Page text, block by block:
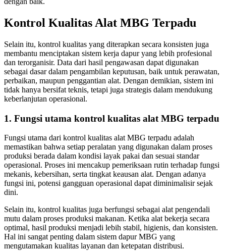
Kontrol Kualitas Alat MBG Terpadu
Selain itu, kontrol kualitas yang diterapkan secara konsisten juga
membantu menciptakan sistem kerja dapur yang lebih profesional
dan terorganisir. Data dari hasil pengawasan dapat digunakan
sebagai dasar dalam pengambilan keputusan, baik untuk perawatan,
perbaikan, maupun penggantian alat. Dengan demikian, sistem ini
tidak hanya bersifat teknis, tetapi juga strategis dalam mendukung
keberlanjutan operasional.
1. Fungsi utama kontrol kualitas alat MBG terpadu
Fungsi utama dari kontrol kualitas alat MBG terpadu adalah
memastikan bahwa setiap peralatan yang digunakan dalam proses
produksi berada dalam kondisi layak pakai dan sesuai standar
operasional. Proses ini mencakup pemeriksaan rutin terhadap fungsi
mekanis, kebersihan, serta tingkat keausan alat. Dengan adanya
fungsi ini, potensi gangguan operasional dapat diminimalisir sejak
dini.
Selain itu, kontrol kualitas juga berfungsi sebagai alat pengendali
mutu dalam proses produksi makanan. Ketika alat bekerja secara
optimal, hasil produksi menjadi lebih stabil, higienis, dan konsisten.
Hal ini sangat penting dalam sistem dapur MBG yang
mengutamakan kualitas layanan dan ketepatan distribusi.